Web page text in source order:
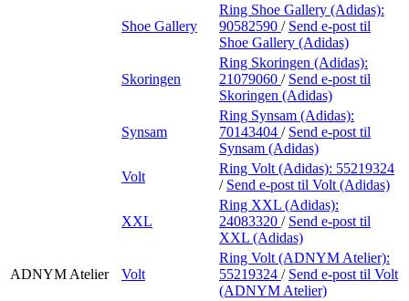
Shoe Gallery
Ring Shoe Gallery (Adidas):
90582590 / Send e-post til
Shoe Gallery (Adidas)
Skoringen
Ring Skoringen (Adidas):
21079060 / Send e-post til
Skoringen (Adidas)
Synsam
Ring Synsam (Adidas):
70143404 / Send e-post til
Synsam (Adidas)
Volt
Ring Volt (Adidas): 55219324
/ Send e-post til Volt (Adidas)
XXL
Ring XXL (Adidas):
24083320 / Send e-post til
XXL (Adidas)
ADNYM Atelier Volt
Ring Volt (ADNYM Atelier):
55219324 / Send e-post til Volt
(ADNYM Atelier)